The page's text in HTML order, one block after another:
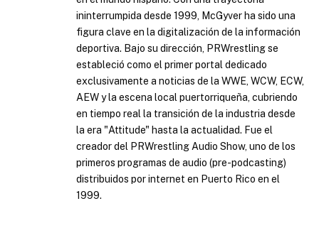
ininterrumpida desde 1999, McGyver ha sido una
figura clave en la digitalización de la información
deportiva. Bajo su dirección, PRWrestling se
estableció como el primer portal dedicado
exclusivamente a noticias de la WWE, WCW, ECW,
AEW y la escena local puertorriqueña, cubriendo
en tiempo real la transición de la industria desde
la era "Attitude" hasta la actualidad. Fue el
creador del PRWrestling Audio Show, uno de los
primeros programas de audio (pre-podcasting)
distribuidos por internet en Puerto Rico en el
1999.